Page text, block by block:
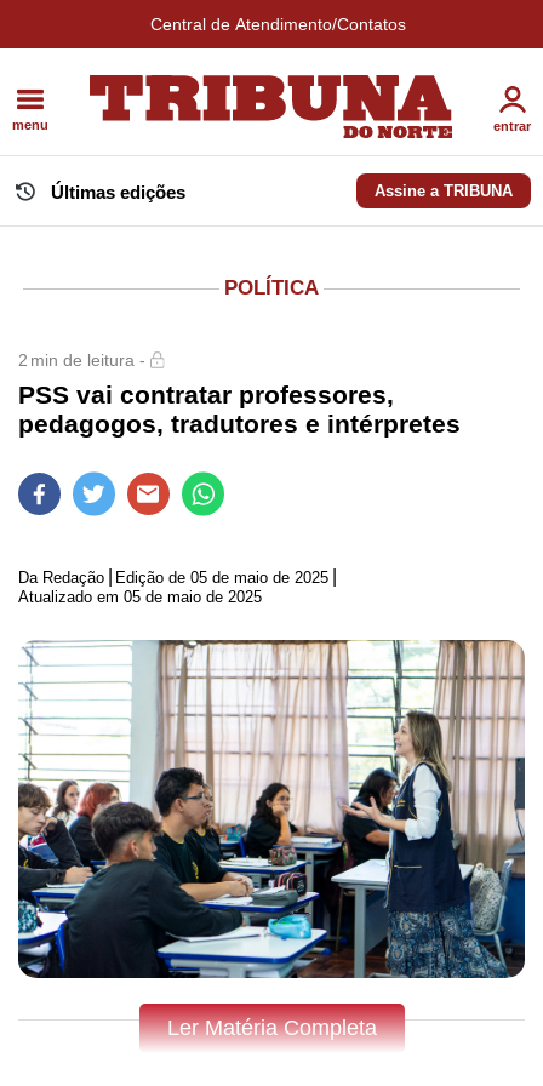
Central de Atendimento/Contatos
menu entrar
Últimas edições Assine a TRIBUNA
POLÍTICA
2 min de leitura -
PSS vai contratar professores,
pedagogos, tradutores e intérpretes
Da Redação Edição de 05 de maio de 2025
Atualizado em 05 de maio de 2025
Ler Matéria Completa